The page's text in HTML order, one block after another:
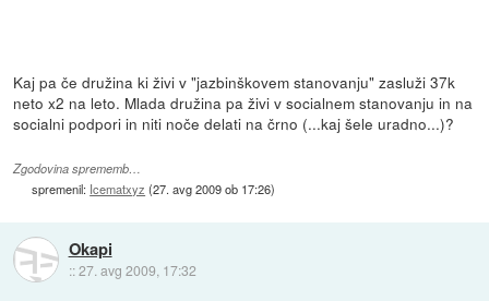
Kaj pa če družina ki živi v "jazbinškovem stanovanju" zasluži 37k
neto x2 na leto. Mlada družina pa živi v socialnem stanovanju in na
socialni podpori in niti noče delati na črno (...kaj šele uradno...)?
Zgodovina sprememb…
spremenil: Icematxyz (27. avg 2009 ob 17:26)
Okapi
::27. avg 2009, 17:32